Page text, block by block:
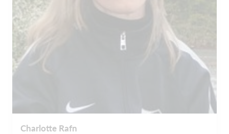
Charlotte Rafn